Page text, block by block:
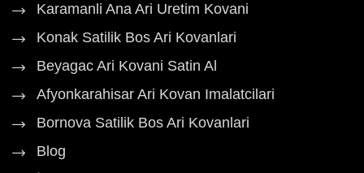
Karamanli Ana Ari Uretim Kovani
Konak Satilik Bos Ari Kovanlari
Beyagac Ari Kovani Satin Al
Afyonkarahisar Ari Kovan Imalatcilari
Bornova Satilik Bos Ari Kovanlari
Blog